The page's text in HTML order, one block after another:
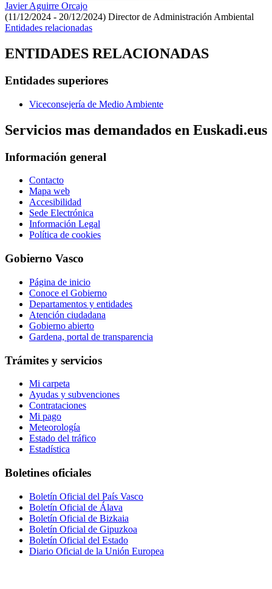
Javier Aguirre Orcajo
(11/12/2024 - 20/12/2024) Director de Administración Ambiental
Entidades relacionadas
ENTIDADES RELACIONADAS
Entidades superiores
Viceconsejería de Medio Ambiente
Servicios mas demandados en Euskadi.eus
Información general
Contacto
Mapa web
Accesibilidad
Sede Electrónica
Información Legal
Política de cookies
Gobierno Vasco
Página de inicio
Conoce el Gobierno
Departamentos y entidades
Atención ciudadana
Gobierno abierto
Gardena, portal de transparencia
Trámites y servicios
Mi carpeta
Ayudas y subvenciones
Contrataciones
Mi pago
Meteorología
Estado del tráfico
Estadística
Boletines oficiales
Boletín Oficial del País Vasco
Boletín Oficial de Álava
Boletín Oficial de Bizkaia
Boletín Oficial de Gipuzkoa
Boletín Oficial del Estado
Diario Oficial de la Unión Europea